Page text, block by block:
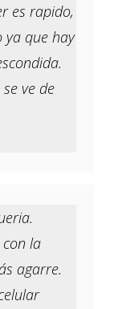
es rapido,
ya que hay
ve de
la
agarre.